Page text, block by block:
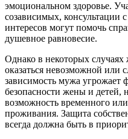
эмоциональном здоровье.
созависимых, консультации
интересов могут помочь
душевное равновесие.
Однако в некоторых
оказаться невозможной или
зависимость мужа угрожает
безопасности жены и детей,
возможность временного
проживания. Защита
всегда должна быть в